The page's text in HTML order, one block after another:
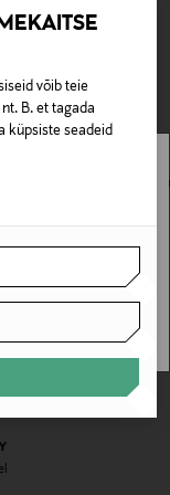
võib teie
B. et tagada
küpsiste seadeid
kauba
saab neid
olema